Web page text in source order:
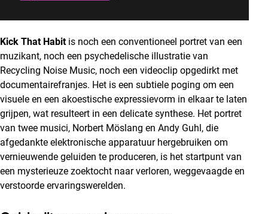
Kick That Habit is noch een conventioneel portret van een
muzikant, noch een psychedelische illustratie van
Recycling Noise Music, noch een videoclip opgedirkt met
documentairefranjes. Het is een subtiele poging om een
visuele en een akoestische expressievorm in elkaar te laten
grijpen, wat resulteert in een delicate synthese. Het portret
van twee musici, Norbert Möslang en Andy Guhl, die
afgedankte elektronische apparatuur hergebruiken om
vernieuwende geluiden te produceren, is het startpunt van
een mysterieuze zoektocht naar verloren, weggevaagde en
verstoorde ervaringswerelden.